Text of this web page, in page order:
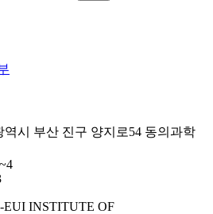
역시 부산 진구 양지로54 동의과학
INSTITUTE OF